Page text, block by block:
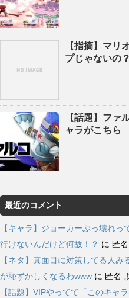
【指摘】マリ
プじゃないの？
【話題】ファ
ャラがこちら
最近のコメント
【キャラ】ジョーカーぶっ壊れ
行けないんだけど何故！？ に 匿名
【ネタ】真面目に対策してる人
が恥ずかしくなるわwww に 匿名
【話題】VIPやってて「このキャ